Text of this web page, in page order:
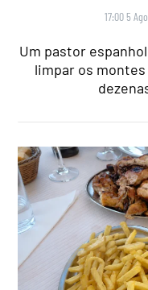
17:00 5
Um pastor
limpar os